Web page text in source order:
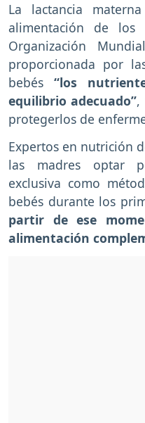
La lactancia
alimentación de los
Organización
proporcionada por
bebés “los
equilibrio adecuado”,
protegerlos de
Expertos en nutrición
las madres optar
exclusiva como
bebés durante los
partir de ese
alimentación